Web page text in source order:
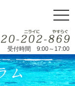
受付時間 9:00～17:00